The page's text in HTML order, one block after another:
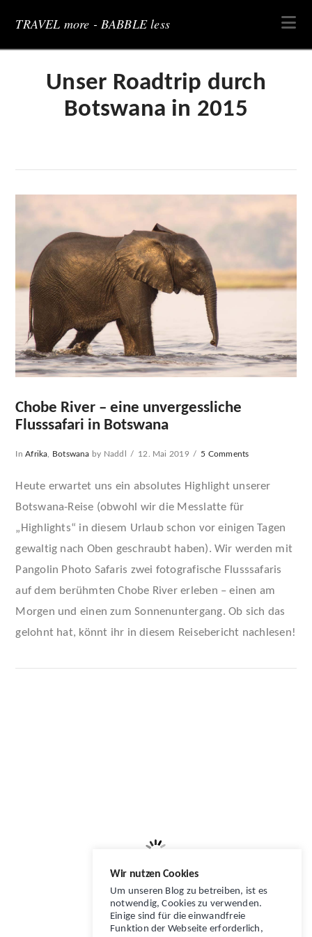
TRAVEL more - BABBLE less
Unser Roadtrip durch
Botswana in 2015
Chobe River – eine unvergessliche
Flusssafari in Botswana
InAfrika Botswana by Naddl 12. Mai 2019 5 Comments
Heute erwartet uns ein absolutes Highlight unserer
Botswana-Reise (obwohl wir die Messlatte für
„Highlights“ in diesem Urlaub schon vor einigen Tagen
gewaltig nach Oben geschraubt haben). Wir werden mit
Pangolin Photo Safaris zwei fotografische Flusssafaris
auf dem berühmten Chobe River erleben – einen am
Morgen und einen zum Sonnenuntergang. Ob sich das
gelohnt hat, könnt ihr in diesem Reisebericht nachlesen!
Wir nutzen Cookies
Um unseren Blog zu betreiben, ist es
notwendig, Cookies zu verwenden.
Einige sind für die einwandfreie
Funktion der Webseite erforderlich,